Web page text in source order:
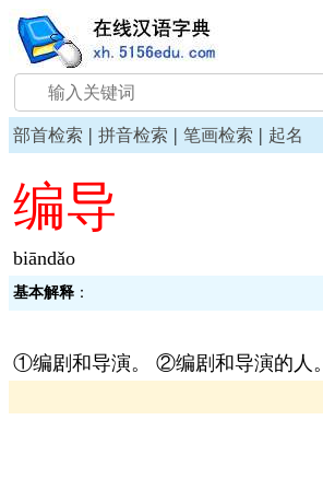
部首检索 | 拼音检索 | 笔画检索 | 起名
编导
biāndǎo
基本解释 ：
①编剧和导演。 ②编剧和导演的人。